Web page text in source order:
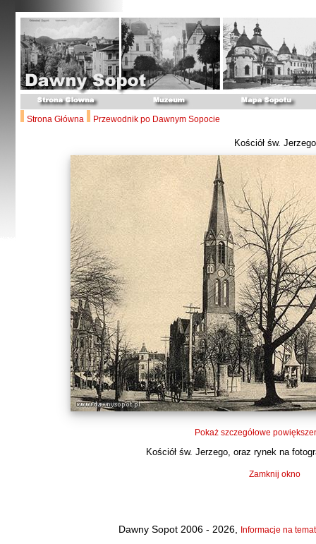
Strona Główna Przewodnik po Dawnym Sopocie
Kościół św. Jerzego
Pokaż szczegółowe
Kościół św. Jerzego, oraz rynek na
Zamknij okno
Dawny Sopot 2006 - 2026, Informacje na